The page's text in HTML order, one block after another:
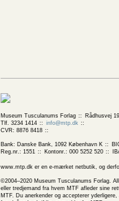
Museum Tusculanums Forlag Rådhusvej 19
Tlf. 3234 1414
info@mtp.dk
CVR: 8876 8418
Bank: Danske Bank, 1092 København K
Reg.nr.: 1551
Kontonr.: 000 5252 520
www.mtp.dk er en e-mærket netbutik, og
©2004–2020 Museum Tusculanums Forlag.
eller tredjemand fra hvem MTF afleder sine
MTF. Du anerkender og accepterer